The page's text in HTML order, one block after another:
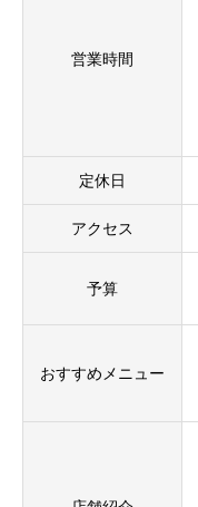
営業時間
定休日
アクセス
予算
おすすめメニュー